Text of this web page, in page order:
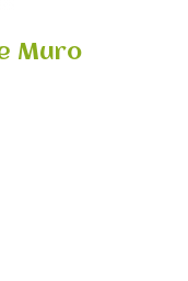
Muro